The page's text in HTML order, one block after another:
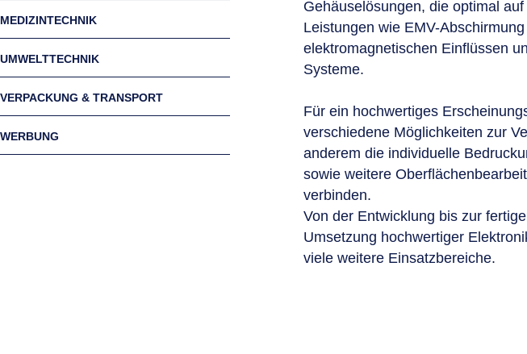
MEDIZINTECHNIK
UMWELTTECHNIK
VERPACKUNG & TRANSPORT
WERBUNG
Gehäuselösungen, die optimal
Leistungen wie EMV-
elektromagnetischen Einflüssen
Systeme.
Für ein hochwertiges
verschiedene Möglichkeiten zur
anderem die individuelle
sowie weitere
verbinden.
Von der Entwicklung bis zur
Umsetzung hochwertiger
viele weitere Einsatzbereiche.